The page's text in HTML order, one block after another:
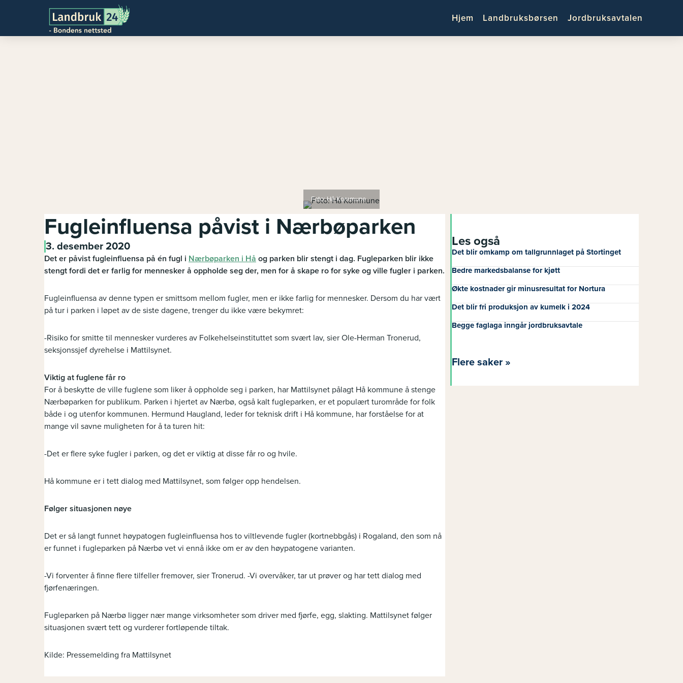
Hjem Landbruksbørsen Jordbruksavtalen
Foto: Hå Kommune
Fugleinfluensa påvist i Nærbøparken
3. desember 2020
Det er påvist fugleinfluensa på én fugl i Nærbøparken i Hå og parken blir stengt i dag. Fugleparken blir ikke
stengt fordi det er farlig for mennesker å oppholde seg der, men for å skape ro for syke og ville fugler i parken.
Fugleinfluensa av denne typen er smittsom mellom fugler, men er ikke farlig for mennesker. Dersom du har vært
på tur i parken i løpet av de siste dagene, trenger du ikke være bekymret:
-Risiko for smitte til mennesker vurderes av Folkehelseinstituttet som svært lav, sier Ole-Herman Tronerud,
seksjonssjef dyrehelse i Mattilsynet.
Viktig at fuglene får ro
For å beskytte de ville fuglene som liker å oppholde seg i parken, har Mattilsynet pålagt Hå kommune å stenge
Nærbøparken for publikum. Parken i hjertet av Nærbø, også kalt fugleparken, er et populært turområde for folk
både i og utenfor kommunen. Hermund Haugland, leder for teknisk drift i Hå kommune, har forståelse for at
mange vil savne muligheten for å ta turen hit:
-Det er flere syke fugler i parken, og det er viktig at disse får ro og hvile.
Hå kommune er i tett dialog med Mattilsynet, som følger opp hendelsen.
Følger situasjonen nøye
Det er så langt funnet høypatogen fugleinfluensa hos to viltlevende fugler (kortnebbgås) i Rogaland, den som nå
er funnet i fugleparken på Nærbø vet vi ennå ikke om er av den høypatogene varianten.
-Vi forventer å finne flere tilfeller fremover, sier Tronerud. -Vi overvåker, tar ut prøver og har tett dialog med
fjørfenæringen.
Fugleparken på Nærbø ligger nær mange virksomheter som driver med fjørfe, egg, slakting. Mattilsynet følger
situasjonen svært tett og vurderer fortløpende tiltak.
Kilde: Pressemelding fra Mattilsynet
Les også
Det blir omkamp om tallgrunnlaget på Stortinget
Bedre markedsbalanse for kjøtt
Økte kostnader gir minusresultat for Nortura
Det blir fri produksjon av kumelk i 2024
Begge faglaga inngår jordbruksavtale
Flere saker »